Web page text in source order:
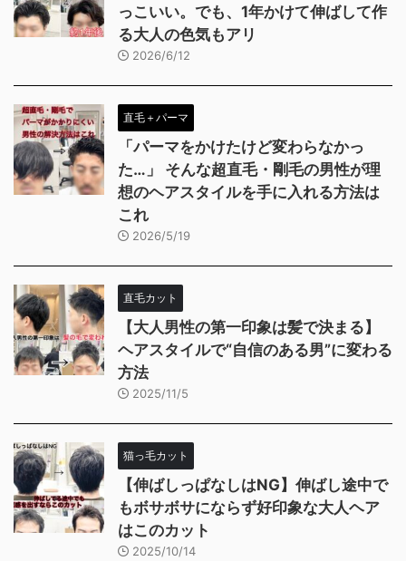
っこいい。でも、1年かけて伸ばして作
る大人の色気もアリ
2026/6/12
直毛＋パーマ
「パーマをかけたけど変わらなかっ
た…」 そんな超直毛・剛毛の男性が理
想のヘアスタイルを手に入れる方法は
これ
2026/5/19
直毛カット
【大人男性の第一印象は髪で決まる】
ヘアスタイルで“自信のある男”に変わる
方法
2025/11/5
猫っ毛カット
【伸ばしっぱなしはNG】伸ばし途中で
もボサボサにならず好印象な大人ヘア
はこのカット
2025/10/14